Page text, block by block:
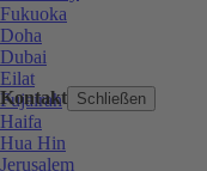
Kontakt Schließen
Fukuoka
Doha
Dubai
Eilat
Fujairah
Haifa
Hua Hin
Jerusalem